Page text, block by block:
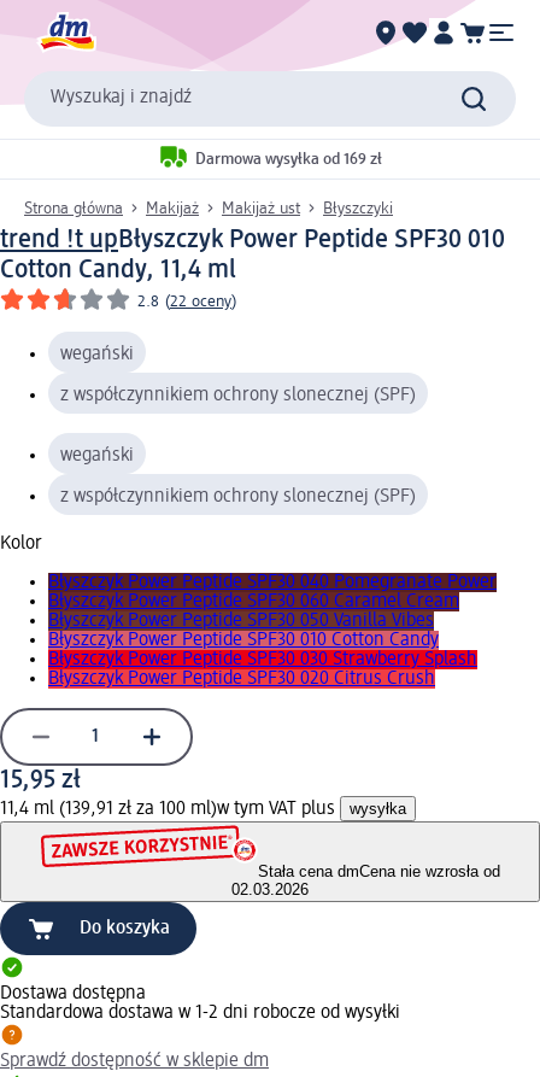
Wyszukaj i znajdź
Darmowa wysyłka od 169 zł
Strona główna Makijaż Makijaż ust Błyszczyki
trend !t upBłyszczyk Power Peptide SPF30 010
Cotton Candy, 11,4 ml
2.8 (22 oceny)
wegański
z współczynnikiem ochrony slonecznej (SPF)
wegański
z współczynnikiem ochrony slonecznej (SPF)
Kolor
Błyszczyk Power Peptide SPF30 040 Pomegranate Power
Błyszczyk Power Peptide SPF30 060 Caramel Cream
Błyszczyk Power Peptide SPF30 050 Vanilla Vibes
Błyszczyk Power Peptide SPF30 010 Cotton Candy
Błyszczyk Power Peptide SPF30 030 Strawberry Splash
Błyszczyk Power Peptide SPF30 020 Citrus Crush
15,95 zł
11,4 ml (139,91 zł za 100 ml)w tym VAT plus wysyłka
Stała cena dmCena nie wzrosła od
02.03.2026
Do koszyka
Dostawa dostępna
Standardowa dostawa w 1-2 dni robocze od wysyłki
Sprawdź dostępność w sklepie dm